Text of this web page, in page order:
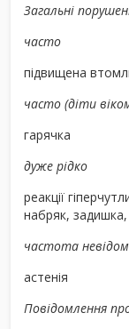
Загальні
часто
підвищена
часто (діти
гарячка
дуже рідко
реакції
набряк,
частота
астенія
Повідомлення